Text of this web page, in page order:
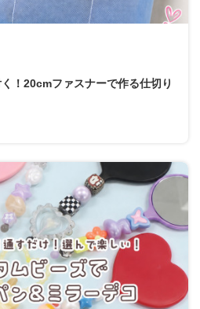
！20cmファスナーで作る仕切り